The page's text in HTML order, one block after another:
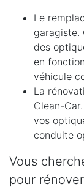
Le
garagiste.
des
en
véhicule
La
Clean-
vos
conduite
Vous
pour